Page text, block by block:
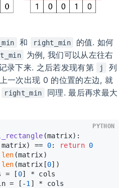
和 right_min
的值. 如何
为例, 我们可以从左往右
录下来. 之后若发现有第
j
列
一次出现 0 的位置的左边, 就
right_min
同理. 最后再求最大
(matrix):
== 0: return 0
len (matrix)
len (matrix[0])
= [
0] * cols
= [-
1 ] * cols
PYTHON